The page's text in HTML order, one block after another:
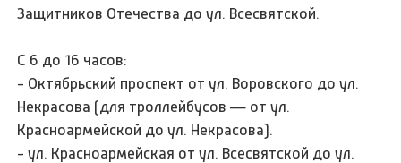
Защитников Отечества до ул. Всесвятской.
С 6 до 16 часов:
- Октябрьский проспект от ул. Воровского до ул.
Некрасова (для троллейбусов — от ул.
Красноармейской до ул. Некрасова).
- ул. Красноармейская от ул. Всесвятской до ул.